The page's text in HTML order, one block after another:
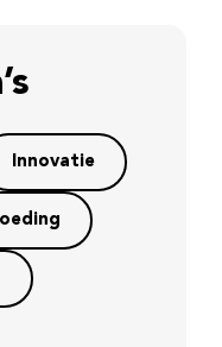
Innovatie